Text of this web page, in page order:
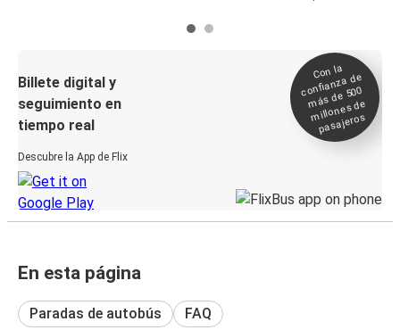
Billete digital y
seguimiento en
tiempo real
Descubre la App de Flix
Con la
confianza de
más de 500
millones de
pasajeros
En esta página
Paradas de autobús FAQ